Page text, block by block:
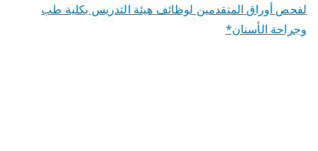
لفحص أوراق المتقدمين لوظائف هيئة التدريس بكلية طب
وجراحة الأسنان*